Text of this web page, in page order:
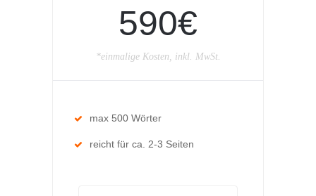
590€
*einmalige Kosten, inkl. MwSt.
max 500 Wörter
reicht für ca. 2-3 Seiten